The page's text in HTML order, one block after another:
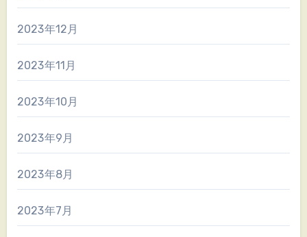
2023年12月
2023年11月
2023年10月
2023年9月
2023年8月
2023年7月